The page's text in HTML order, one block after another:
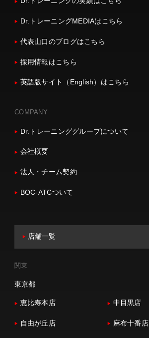
Dr.トレーニングMEDIAはこちら
代表山口のブログはこちら
採用情報はこちら
英語版サイト（English）はこちら
COMPANY
Dr.トレーニンググループについて
会社概要
法人・チーム契約
BOC-ATCついて
店舗一覧
関東
東京都
恵比寿本店 中目黒店
自由が丘店 麻布十番店